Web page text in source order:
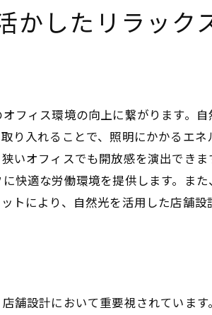
入でリラックス空間を実現
た大阪府のオフィス店舗設計の魅力
活かした店舗設計の実例
かすためのデザイン戦略
り入れた空間の作り方
らすスタッフへの影響
素材を使ったデザイン提案
を高めるリラックスできる店舗設計
物が生む癒しの空間
かしたリラック
フィス環境の向上に繋がります。
り入れることで、照明にかかるエ
いオフィスでも開放感を演出でき
快適な労働環境を提供します。ま
トにより、自然光を活用した店舗
舗設計において重要視されていま